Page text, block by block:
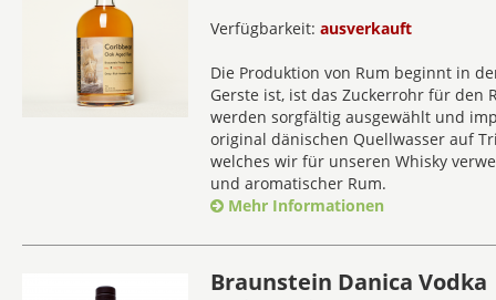
Verfügbarkeit: ausverkauft
Die Produktion von Rum beginnt in
Gerste ist, ist das Zuckerrohr für den
werden sorgfältig ausgewählt und
original dänischen Quellwasser auf
welches wir für unseren Whisky
und aromatischer Rum.
Mehr Informationen
Braunstein Danica Vodka